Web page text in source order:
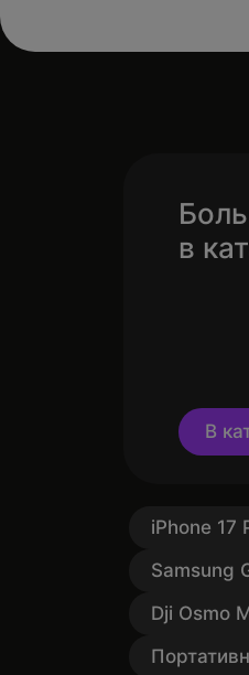
в
В
iPhone 17
Samsung
Dji Osmo